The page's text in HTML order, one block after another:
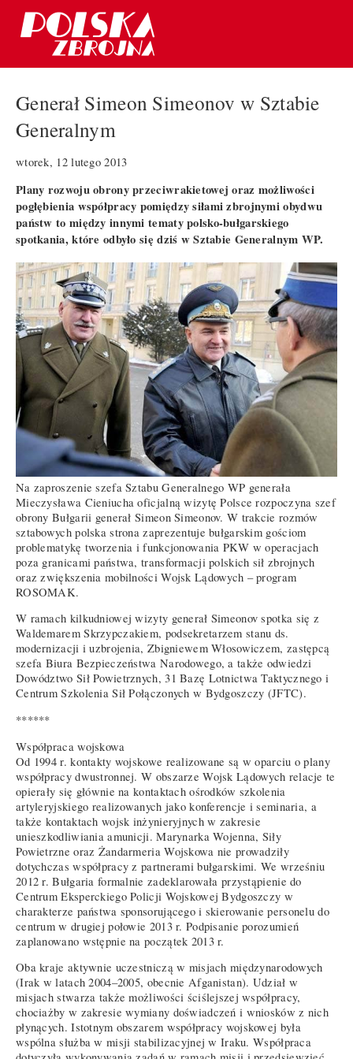
Generał Simeon Simeonov w Sztabie
Generalnym
wtorek, 12 lutego 2013
Plany rozwoju obrony przeciwrakietowej oraz możliwości
pogłębienia współpracy pomiędzy siłami zbrojnymi obydwu
państw to między innymi tematy polsko-bułgarskiego
spotkania, które odbyło się dziś w Sztabie Generalnym WP.
Na zaproszenie szefa Sztabu Generalnego WP generała
Mieczysława Cieniucha oficjalną wizytę Polsce rozpoczyna szef
obrony Bułgarii generał Simeon Simeonov. W trakcie rozmów
sztabowych polska strona zaprezentuje bułgarskim gościom
problematykę tworzenia i funkcjonowania PKW w operacjach
poza granicami państwa, transformacji polskich sił zbrojnych
oraz zwiększenia mobilności Wojsk Lądowych – program
ROSOMAK.
W ramach kilkudniowej wizyty generał Simeonov spotka się z
Waldemarem Skrzypczakiem, podsekretarzem stanu ds.
modernizacji i uzbrojenia, Zbigniewem Włosowiczem, zastępcą
szefa Biura Bezpieczeństwa Narodowego, a także odwiedzi
Dowództwo Sił Powietrznych, 31 Bazę Lotnictwa Taktycznego i
Centrum Szkolenia Sił Połączonych w Bydgoszczy (JFTC).
******
Współpraca wojskowa
Od 1994 r. kontakty wojskowe realizowane są w oparciu o plany
współpracy dwustronnej. W obszarze Wojsk Lądowych relacje te
opierały się głównie na kontaktach ośrodków szkolenia
artyleryjskiego realizowanych jako konferencje i seminaria, a
także kontaktach wojsk inżynieryjnych w zakresie
unieszkodliwiania amunicji. Marynarka Wojenna, Siły
Powietrzne oraz Żandarmeria Wojskowa nie prowadziły
dotychczas współpracy z partnerami bułgarskimi. We wrześniu
2012 r. Bułgaria formalnie zadeklarowała przystąpienie do
Centrum Eksperckiego Policji Wojskowej Bydgoszczy w
charakterze państwa sponsorującego i skierowanie personelu do
centrum w drugiej połowie 2013 r. Podpisanie porozumień
zaplanowano wstępnie na początek 2013 r.
Oba kraje aktywnie uczestniczą w misjach międzynarodowych
(Irak w latach 2004–2005, obecnie Afganistan). Udział w
misjach stwarza także możliwości ściślejszej współpracy,
chociażby w zakresie wymiany doświadczeń i wniosków z nich
płynących. Istotnym obszarem współpracy wojskowej była
wspólna służba w misji stabilizacyjnej w Iraku. Współpraca